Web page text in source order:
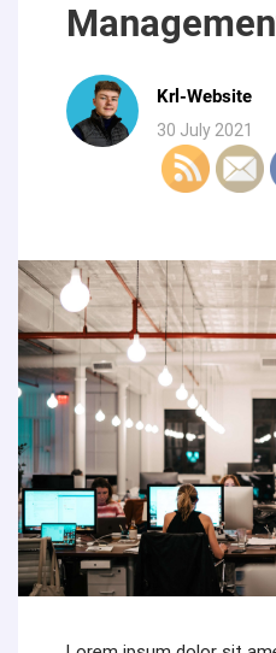
Krl-Website
30 July 2021